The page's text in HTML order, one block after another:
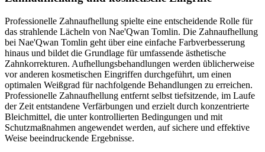
Professionelle Zahnaufhellung spielte eine entscheidende Rolle für
das strahlende Lächeln von Nae'Qwan Tomlin. Die Zahnaufhellung
bei Nae'Qwan Tomlin geht über eine einfache Farbverbesserung
hinaus und bildet die Grundlage für umfassende ästhetische
Zahnkorrekturen. Aufhellungsbehandlungen werden üblicherweise
vor anderen kosmetischen Eingriffen durchgeführt, um einen
optimalen Weißgrad für nachfolgende Behandlungen zu erreichen.
Professionelle Zahnaufhellung entfernt selbst tiefsitzende, im Laufe
der Zeit entstandene Verfärbungen und erzielt durch konzentrierte
Bleichmittel, die unter kontrollierten Bedingungen und mit
Schutzmaßnahmen angewendet werden, auf sichere und effektive
Weise beeindruckende Ergebnisse.